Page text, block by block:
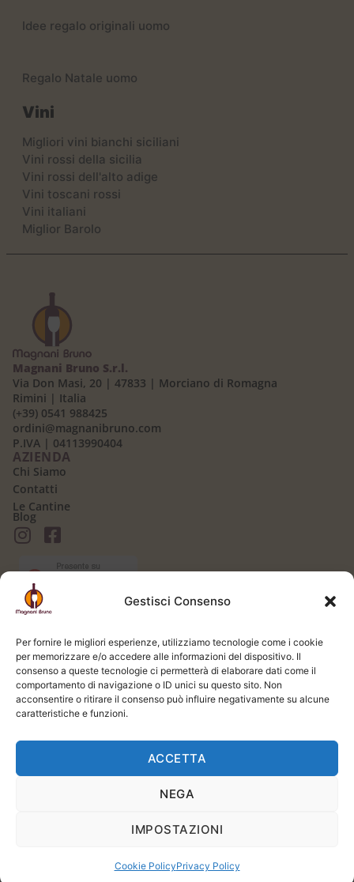
Gestisci Consenso
Per fornire le migliori esperienze, utilizziamo tecnologie come i cookie
per memorizzare e/o accedere alle informazioni del dispositivo. Il
consenso a queste tecnologie ci permetterà di elaborare dati come il
comportamento di navigazione o ID unici su questo sito. Non
acconsentire o ritirare il consenso può influire negativamente su alcune
caratteristiche e funzioni.
ACCETTA
NEGA
IMPOSTAZIONI
Cookie PolicyPrivacy Policy
Idee regalo originali uomo
Regalo Natale uomo
Vini
Migliori vini bianchi siciliani
Vini rossi della sicilia
Vini rossi dell'alto adige
Vini toscani rossi
Vini italiani
Miglior Barolo
Magnani Bruno S.r.l.
Via Don Masi, 20 | 47833 | Morciano di Romagna
Rimini | Italia
(+39) 0541 988425
ordini@magnanibruno.com
P.IVA | 04113990404
AZIENDA
Chi Siamo
Contatti
Le Cantine
Blog
AREA CLIENTI
Login / Logout
Carrello
Registrati
Spedizione e Consegna
LEGALE
Privacy Policy
Scrivici e ti risponderemo nel più breve tempo possibile.